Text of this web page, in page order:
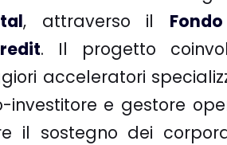
, attraverso il
. Il progetto
acceleratori
investitore e gestore
il sostegno dei